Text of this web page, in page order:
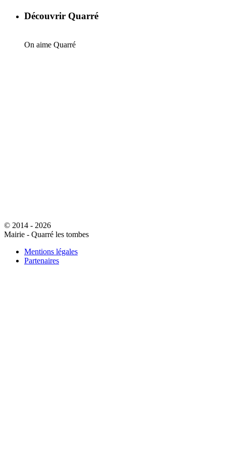
Découvrir Quarré
On aime Quarré
© 2014 - 2026
Mairie - Quarré les tombes
Mentions légales
Partenaires